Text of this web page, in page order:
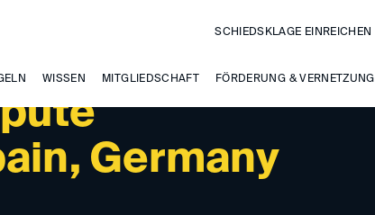
WISSEN MITGLIEDSCHAFT FÖRDERUNG & VERNETZUNG
SCHIEDSKLAGE EINREICHEN
Germany